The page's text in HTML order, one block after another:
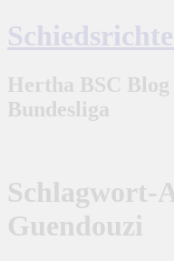
Hertha BSC
Bundesliga
Schlagwort-
Guendouzi